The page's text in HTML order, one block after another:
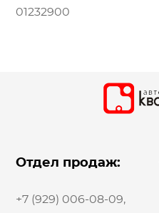
01232900
Отдел продаж:
+7 (929) 006-08-09,